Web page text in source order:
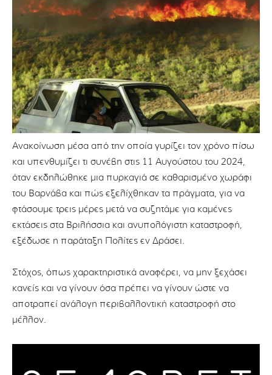
Ανακοίνωση μέσα από την οποία γυρίζει τον χρόνο πίσω
και υπενθυμίζει τι συνέβη στις 11 Αυγούστου του 2024,
όταν εκδηλώθηκε μια πυρκαγιά σε καθαρισμένο χωράφι
του Βαρνάβα και πώς εξελίχθηκαν τα πράγματα, για να
φτάσουμε τρεις μέρες μετά να συζητάμε για καμένες
εκτάσεις στα Βριλήσσια και ανυπολόγιστη καταστροφή,
εξέδωσε η παράταξη Πολίτες εν Δράσει.
Στόχος, όπως χαρακτηριστικά αναφέρει, να μην ξεχάσει
κανείς και να γίνουν όσα πρέπει να γίνουν ώστε να
αποτραπεί ανάλογη περιβαλλοντική καταστροφή στο
μέλλον.